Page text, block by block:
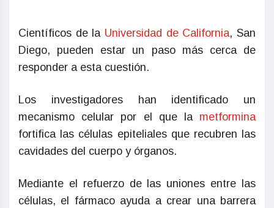
Científicos de la Universidad de California, San
Diego, pueden estar un paso más cerca de
responder a esta cuestión.
Los investigadores han identificado un
mecanismo celular por el que la metformina
fortifica las células epiteliales que recubren las
cavidades del cuerpo y órganos.
Mediante el refuerzo de las uniones entre las
células, el fármaco ayuda a crear una barrera